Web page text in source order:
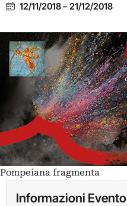
12/11/2018–21/12/2018
Pompeiana fragmenta
Informazioni Evento